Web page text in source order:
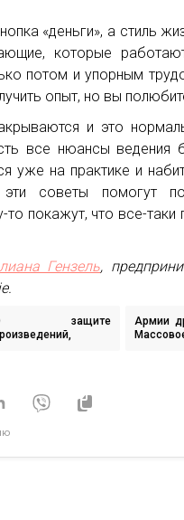
«деньги», а стиль
которые
потом и упорным
опыт, но вы
и это
все нюансы ведения
уже на практике и
советы помогут
то покажут, что все-таки
Гензель,
защите
праве
Армии